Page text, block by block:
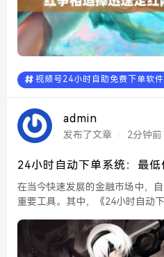
视频号24小时自助免费下单软件
admin
发布了文章 2分钟前
24小时自动下单系统：最
在当今快速发展的金融市场中，
重要工具。其中，《24小时自动
本文将对这一系统进行全面解析